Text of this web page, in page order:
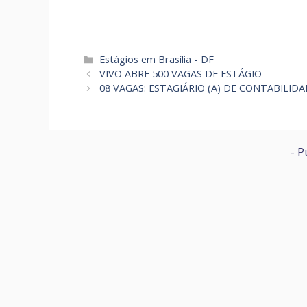
Categorias
Estágios em Brasília - DF
VIVO ABRE 500 VAGAS DE ESTÁGIO
08 VAGAS: ESTAGIÁRIO (A) DE
-